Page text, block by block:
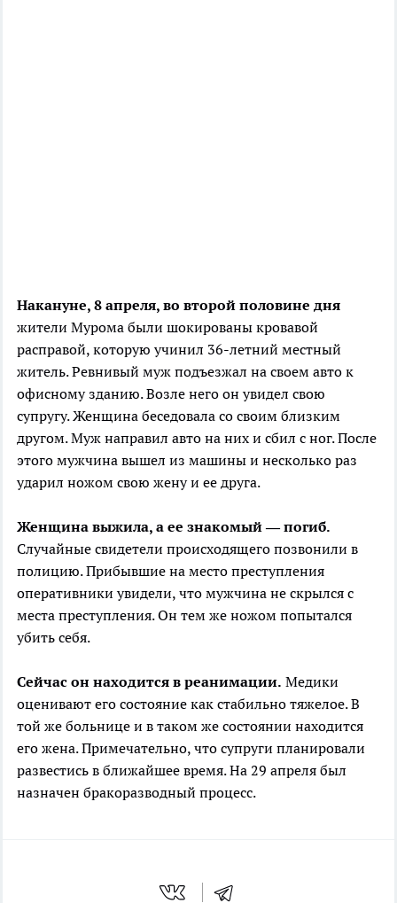
Накануне, 8 апреля, во второй половине дня
жители Мурома были шокированы кровавой
расправой, которую учинил 36-летний местный
житель. Ревнивый муж подъезжал на своем авто к
офисному зданию. Возле него он увидел свою
супругу. Женщина беседовала со своим близким
другом. Муж направил авто на них и сбил с ног. После
этого мужчина вышел из машины и несколько раз
ударил ножом свою жену и ее друга.
Женщина выжила, а ее знакомый — погиб.
Случайные свидетели происходящего позвонили в
полицию. Прибывшие на место преступления
оперативники увидели, что мужчина не скрылся с
места преступления. Он тем же ножом попытался
убить себя.
Сейчас он находится в реанимации. Медики
оценивают его состояние как стабильно тяжелое. В
той же больнице и в таком же состоянии находится
его жена. Примечательно, что супруги планировали
развестись в ближайшее время. На 29 апреля был
назначен бракоразводный процесс.